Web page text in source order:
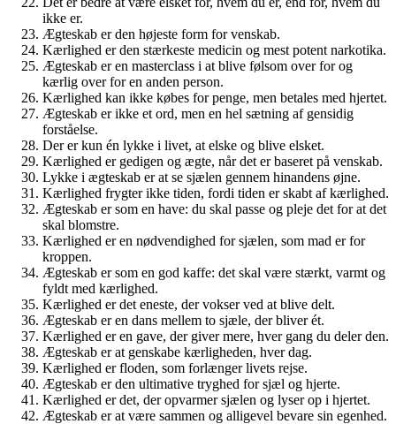
ikke er.
Ægteskab er den højeste form for venskab.
Kærlighed er den stærkeste medicin og mest potent narkotika.
Ægteskab er en masterclass i at blive følsom over for og
kærlig over for en anden person.
Kærlighed kan ikke købes for penge, men betales med hjertet.
Ægteskab er ikke et ord, men en hel sætning af gensidig
forståelse.
Der er kun én lykke i livet, at elske og blive elsket.
Kærlighed er gedigen og ægte, når det er baseret på venskab.
Lykke i ægteskab er at se sjælen gennem hinandens øjne.
Kærlighed frygter ikke tiden, fordi tiden er skabt af kærlighed.
Ægteskab er som en have: du skal passe og pleje det for at det
skal blomstre.
Kærlighed er en nødvendighed for sjælen, som mad er for
kroppen.
Ægteskab er som en god kaffe: det skal være stærkt, varmt og
fyldt med kærlighed.
Kærlighed er det eneste, der vokser ved at blive delt.
Ægteskab er en dans mellem to sjæle, der bliver ét.
Kærlighed er en gave, der giver mere, hver gang du deler den.
Ægteskab er at genskabe kærligheden, hver dag.
Kærlighed er floden, som forlænger livets rejse.
Ægteskab er den ultimative tryghed for sjæl og hjerte.
Kærlighed er det, der opvarmer sjælen og lyser op i hjertet.
Ægteskab er at være sammen og alligevel bevare sin egenhed.